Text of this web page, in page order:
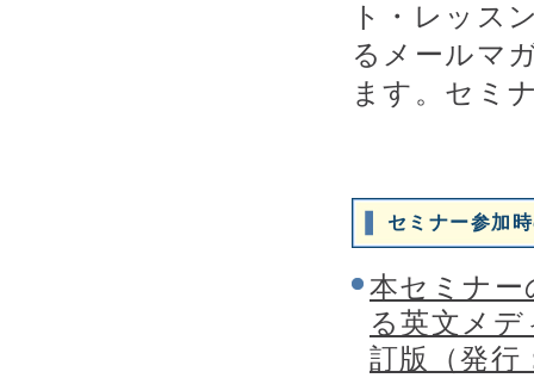
ト・レッス
るメールマ
ます。セミ
セミナー参加
本セミナー
る英文メ
訂版（発行